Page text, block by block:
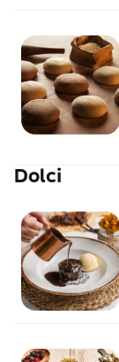
Dolci